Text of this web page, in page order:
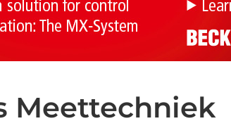
Meettechniek